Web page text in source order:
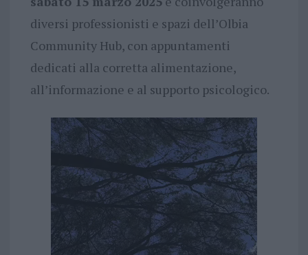
diversi professionisti e spazi dell’Olbia
Community Hub, con appuntamenti
dedicati alla corretta alimentazione,
all’informazione e al supporto psicologico.